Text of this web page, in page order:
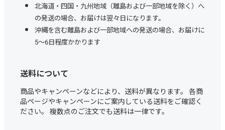
北海道・四国・九州地域（離島および一部地域を除く）へ
の発送の場合、お届けは翌々日になります。
沖縄を含む離島および一部地域への発送の場合、お届けに
5～6日程度かかります
送料について
商品やキャンペーンなどにより、送料が異なります。 各商
品ページやキャンペーンにご案内している送料をご確認く
ださい。 複数点のご注文でも送料は一律です。